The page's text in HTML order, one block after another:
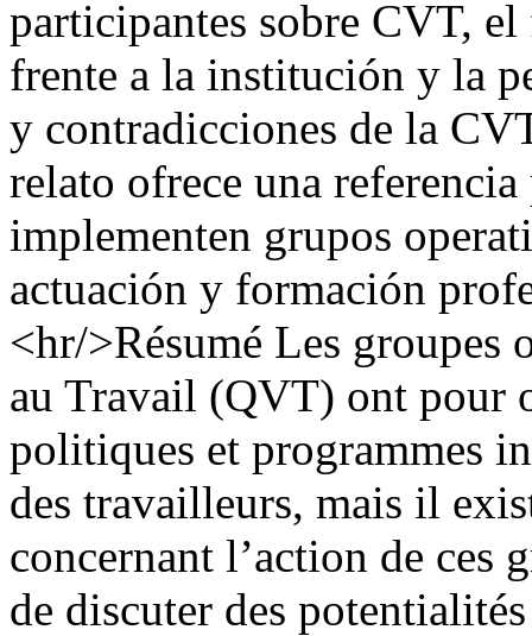
participantes sobre CVT,
frente a la institución y la
y contradicciones de la
relato ofrece una
implementen grupos
actuación y formación
<hr/>Résumé Les groupes
au Travail (QVT) ont pour
politiques et programmes
des travailleurs, mais il
concernant l’action de ces
de discuter des